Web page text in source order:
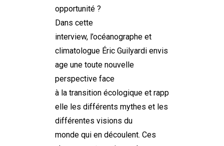
opportunité ?
Dans cette
interview, l’océanographe et
climatologue Éric Guilyardi envis
age une toute nouvelle
perspective face
à la transition écologique et rapp
elle les différents mythes et les
différentes visions du
monde qui en découlent. Ces